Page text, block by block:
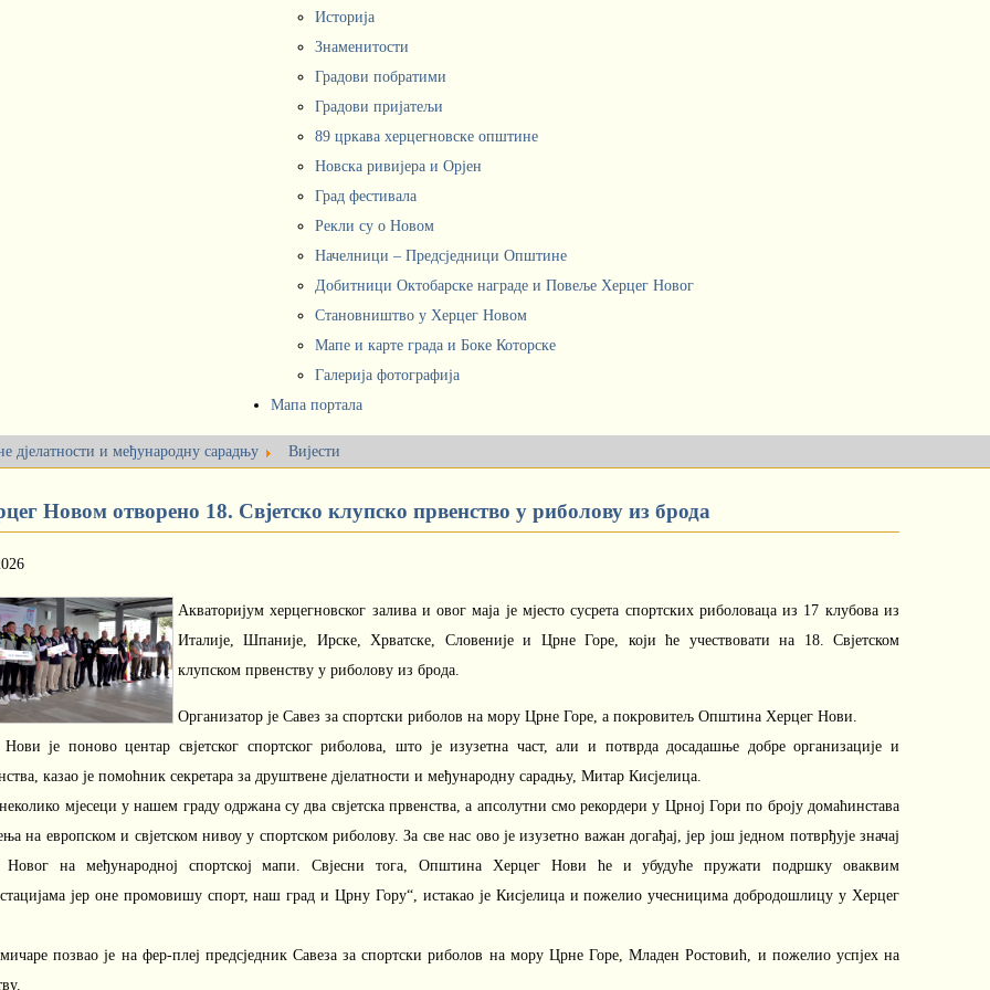
Историја
Знаменитости
Градови побратими
Градови пријатељи
89 цркава херцегновске општине
Новска ривијера и Орјен
Град фестивала
Рекли су о Новом
Начелници – Предсједници Општине
Добитници Октобарске награде и Повеље Херцег Новог
Становништво у Херцег Новом
Мапе и карте града и Боке Которске
Галерија фотографија
Мапа портала
дјелатности и међународну сарадњу Вијести
Новом отворено 18. Свјетско клупско првенство у риболову из брода
Акваторијум херцегновског залива и овог маја је мјесто сусрета спортских риболоваца из 17 клубова из
Италије, Шпаније, Ирске, Хрватске, Словеније и Црне Горе, који ће учествовати на 18. Свјетском
клупском првенству у риболову из брода.
Организатор је Савез за спортски риболов на мору Црне Горе, а покровитељ Општина Херцег Нови.
је поново центар свјетског спортског риболова, што је изузетна част, али и потврда досадашње добре организације и
казао је помоћник секретара за друштвене дјелатности и међународну сарадњу, Митар Кисјелица.
мјесеци у нашем граду одржана су два свјетска првенства, а апсолутни смо рекордери у Црној Гори по броју домаћинстава
на европском и свјетском нивоу у спортском риболову. За све нас ово је изузетно важан догађај, јер још једном потврђује значај
Новог на међународној спортској мапи. Свјесни тога, Општина Херцег Нови ће и убудуће пружати подршку оваквим
јер оне промовишу спорт, наш град и Црну Гору“, истакао је Кисјелица и пожелио учесницима добродошлицу у Херцег
позвао је на фер-плеј предсједник Савеза за спортски риболов на мору Црне Горе, Младен Ростовић, и пожелио успјех на